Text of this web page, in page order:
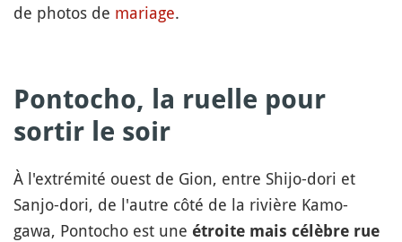
de photos de mariage.
Pontocho, la ruelle pour
sortir le soir
À l'extrémité ouest de Gion, entre Shijo-dori et
Sanjo-dori, de l'autre côté de la rivière Kamo-
gawa, Pontocho est une étroite mais célèbre rue